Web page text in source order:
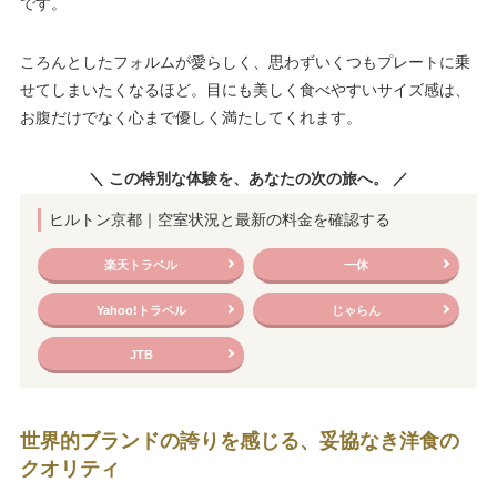
です。
ころんとしたフォルムが愛らしく、思わずいくつもプレートに乗
せてしまいたくなるほど。目にも美しく食べやすいサイズ感は、
お腹だけでなく心まで優しく満たしてくれます。
＼ この特別な体験を、あなたの次の旅へ。 ／
ヒルトン京都｜空室状況と最新の料金を確認する
楽天トラベル 一休
Yahoo!トラベル じゃらん
JTB
世界的ブランドの誇りを感じる、妥協なき洋食の
クオリティ